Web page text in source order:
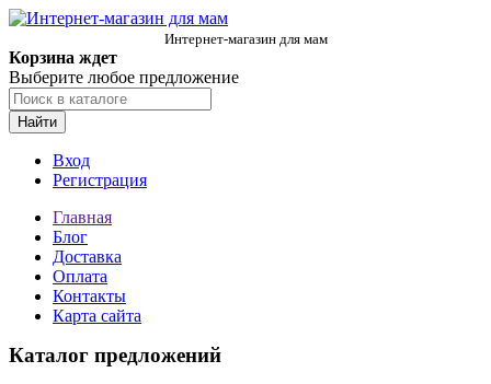
Интернет-магазин для мам
Корзина ждет
Выберите любое предложение
Найти
Вход
Регистрация
Главная
Блог
Доставка
Оплата
Контакты
Карта сайта
Каталог предложений